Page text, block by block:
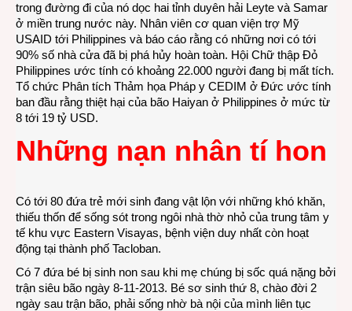
trong đường đi của nó dọc hai tỉnh duyên hải Leyte và Samar
ở miền trung nước này. Nhân viên cơ quan viện trợ Mỹ
USAID tới Philippines và báo cáo rằng có những nơi có tới
90% số nhà cửa đã bị phá hủy hoàn toàn. Hội Chữ thập Đỏ
Philippines ước tính có khoảng 22.000 người đang bị mất tích.
Tổ chức Phân tích Thảm họa Pháp y CEDIM ở Đức ước tính
ban đầu rằng thiệt hại của bão Haiyan ở Philippines ở mức từ
8 tới 19 tỷ USD.
Những nạn nhân tí hon
Có tới 80 đứa trẻ mới sinh đang vật lộn với những khó khăn,
thiếu thốn để sống sót trong ngôi nhà thờ nhỏ của trung tâm y
tế khu vực Eastern Visayas, bệnh viện duy nhất còn hoạt
động tại thành phố Tacloban.
Có 7 đứa bé bị sinh non sau khi mẹ chúng bị sốc quá nặng bởi
trận siêu bão ngày 8-11-2013. Bé sơ sinh thứ 8, chào đời 2
ngày sau trận bão, phải sống nhờ bà nội của mình liên tục